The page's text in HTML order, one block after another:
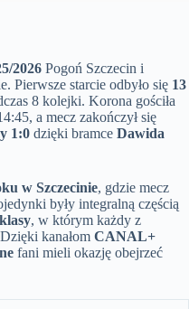
2026 Pogoń Szczecin i
Pierwsze starcie odbyło się 13
8 kolejki. Korona gościła
a mecz zakończył się
1:0 dzięki bramce Dawida
w Szczecinie, gdzie mecz
były integralną częścią
, w którym każdy z
kanałom CANAL+
fani mieli okazję obejrzeć